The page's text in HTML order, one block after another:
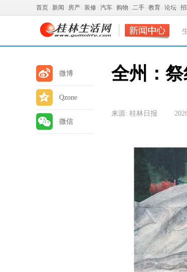
首页 新闻 房产 装修 汽车 购物 二手 教育 论坛
微博
Qzone
微信
全州：
来源: 桂林日报